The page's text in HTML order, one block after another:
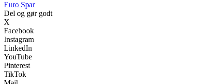
Euro Spar
Del og gør godt
X
Facebook
Instagram
LinkedIn
YouTube
Pinterest
TikTok